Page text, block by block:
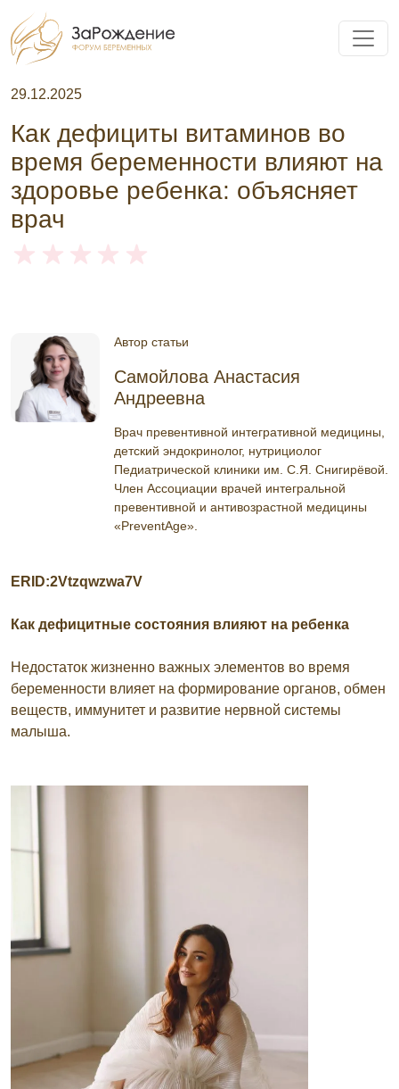
29.12.2025
Как дефициты витаминов во
время беременности влияют на
здоровье ребенка: объясняет
врач
Автор статьи
Самойлова Анастасия
Андреевна
Врач превентивной интегративной медицины,
детский эндокринолог, нутрициолог
Педиатрической клиники им. С.Я. Снигирёвой.
Член Ассоциации врачей интегральной
превентивной и антивозрастной медицины
«PreventAge».
ERID:2Vtzqwzwa7V
Как дефицитные состояния влияют на ребенка
Недостаток жизненно важных элементов во время
беременности влияет на формирование органов, обмен
веществ, иммунитет и развитие нервной системы
малыша.